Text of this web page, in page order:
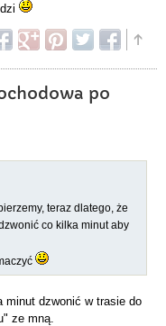
po
teraz dlatego, że
co kilka minut aby
dzwonić w trasie do
ze mną.